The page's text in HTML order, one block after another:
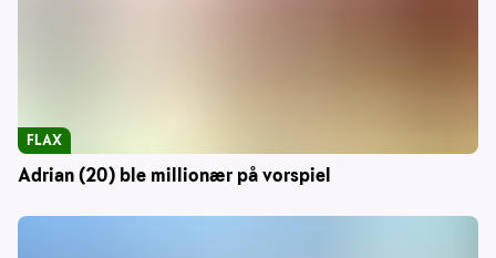
Adrian (20) ble millionær på vorspiel
FLAX